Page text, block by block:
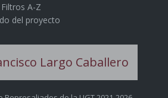
Filtros A-Z
del proyecto